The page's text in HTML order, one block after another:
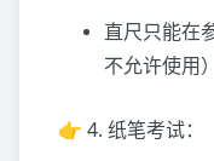
直尺只能在
不允许使用）
👉 4. 纸笔考试：